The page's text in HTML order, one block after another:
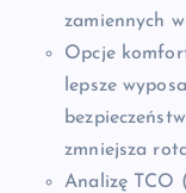
zamiennych
Opcje
lepsze
zmniejsza
Analizę TCO